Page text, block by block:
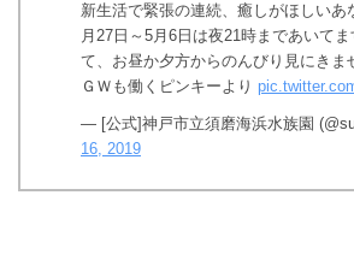
新生活で緊張の連続、癒しがほしいあ
月27日～5月6日は夜21時まであいて
て、お昼か夕方からのんびり見にきま
ＧＷも働くピンキーより
— [公式]神戸市立須磨海浜水族園
16, 2019